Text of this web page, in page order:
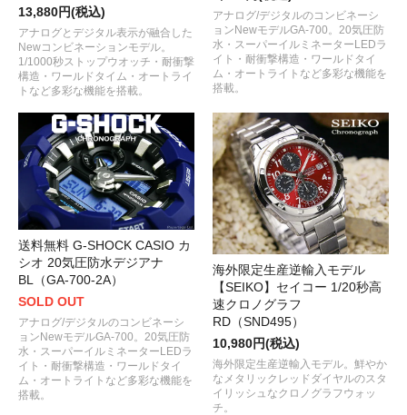
13,880円(税込)
アナログとデジタル表示が融合した
Newコンビネーションモデル。
1/1000秒ストップウオッチ・耐衝撃
構造・ワールドタイム・オートライ
トなど多彩な機能を搭載。
アナログ/デジタルのコンビネーシ
ョンNewモデルGA-700。20気圧防
水・スーパーイルミネーターLEDラ
イト・耐衝撃構造・ワールドタイ
ム・オートライトなど多彩な機能を
搭載。
送料無料 G-SHOCK CASIO カ
シオ 20気圧防水デジアナ
BL（GA-700-2A）
SOLD OUT
アナログ/デジタルのコンビネーシ
ョンNewモデルGA-700。20気圧防
水・スーパーイルミネーターLEDラ
イト・耐衝撃構造・ワールドタイ
ム・オートライトなど多彩な機能を
搭載。
海外限定生産逆輸入モデル
【SEIKO】セイコー 1/20秒高
速クロノグラフ
RD（SND495）
10,980円(税込)
海外限定生産逆輸入モデル。鮮やか
なメタリックレッドダイヤルのスタ
イリッシュなクロノグラフウォッ
チ。